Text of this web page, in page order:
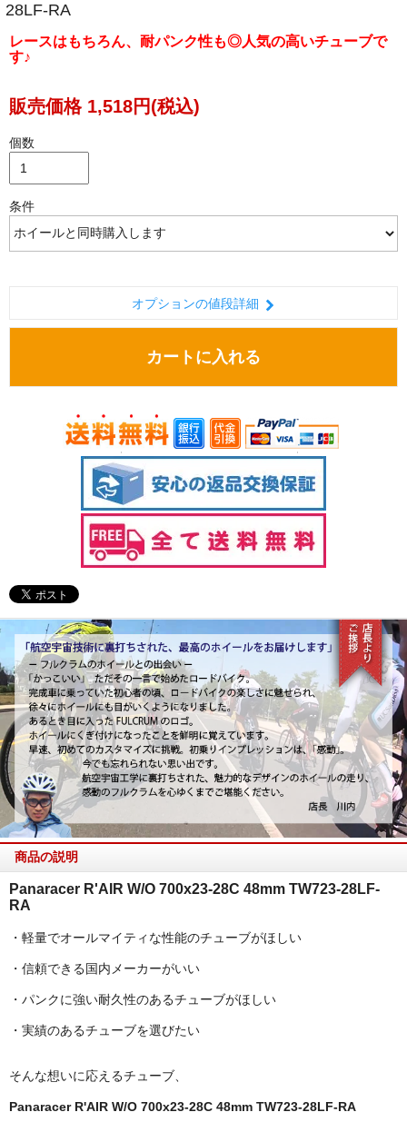
28LF-RA
レースはもちろん、耐パンク性も◎人気の高いチューブで
す♪
販売価格 1,518円(税込)
個数
条件
オプションの値段詳細
カートに入れる
商品の説明
Panaracer R'AIR W/O 700x23-28C 48mm TW723-28LF-
RA
・軽量でオールマイティな性能のチューブがほしい
・信頼できる国内メーカーがいい
・パンクに強い耐久性のあるチューブがほしい
・実績のあるチューブを選びたい
そんな想いに応えるチューブ、
Panaracer R'AIR W/O 700x23-28C 48mm TW723-28LF-RA